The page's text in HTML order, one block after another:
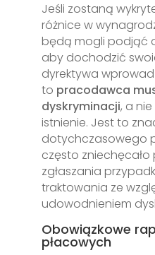
Jeśli zostaną
różnice w
będą mogli podjąć
aby dochodzić
dyrektywa
to pracodawca
dyskryminacji, a
istnienie. Jest to
dotychczasowego
często
zgłaszania
traktowania ze
udowodnieniem
Obowiązkowe
płacowych